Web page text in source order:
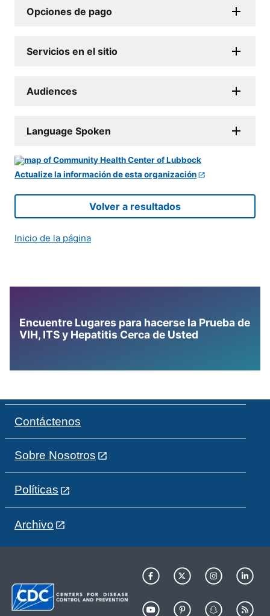
Opciones de pago
Servicios en el sitio
Audiences
Language Spoken
Actualize la información de esta organización
Volver a resultados
Inicio de la página
Encuentre Lugares para hacerse la Prueba de
VIH, ITS y Hepatitis Cerca de Usted
Contáctenos
Sobre Nosotros
Políticas
Archivo